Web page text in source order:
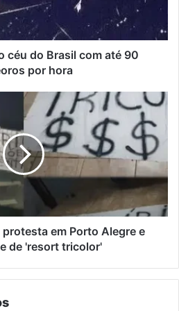
céu do Brasil com até 90
por hora
em Porto Alegre e
de 'resort tricolor'